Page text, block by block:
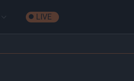
LIVE